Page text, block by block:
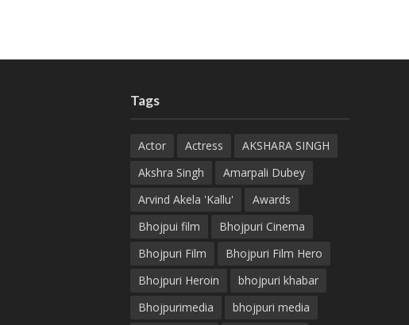
Tags
Actor Actress
AKSHARA SINGH
Akshra Singh
Amarpali Dubey
Arvind Akela 'Kallu'
Awards
Bhojpui film
Bhojpuri Cinema
Bhojpuri Film
Bhojpuri Film Hero
Bhojpuri Heroin
bhojpuri khabar
Bhojpurimedia
bhojpuri media